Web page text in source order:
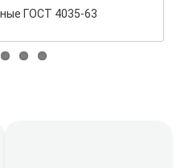
ГОСТ 4035-63